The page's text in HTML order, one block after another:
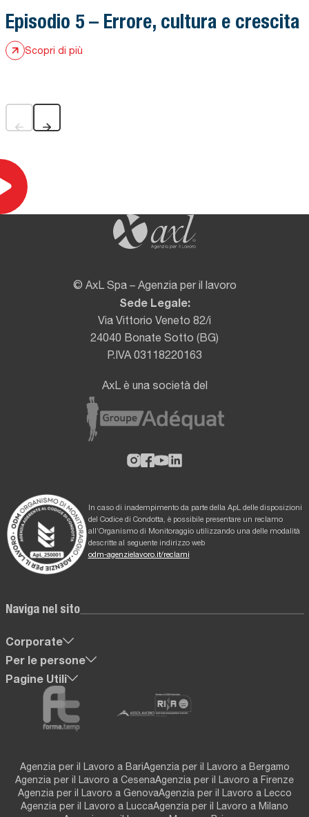
Episodio 5 – Errore, cultura e crescita
Scopri di più
Hero
© AxL Spa – Agenzia per il lavoro
Sede Legale:
Via Vittorio Veneto 82/i
24040 Bonate Sotto (BG)
P.IVA 03118220163
AxL è una società del
In caso di inadempimento da parte della ApL delle disposizioni
del Codice di Condotta, è possibile presentare un reclamo
all’Organismo di Monitoraggio utilizzando una delle modalità
descritte al seguente indirizzo web
odm-agenzielavoro.it/reclami
Naviga nel sito
Corporate
Per le persone
Pagine Utili
Agenzia per il Lavoro a BariAgenzia per il Lavoro a Bergamo
Agenzia per il Lavoro a CesenaAgenzia per il Lavoro a Firenze
Agenzia per il Lavoro a GenovaAgenzia per il Lavoro a Lecco
Agenzia per il Lavoro a LuccaAgenzia per il Lavoro a Milano